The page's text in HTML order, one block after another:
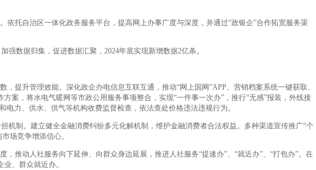
托自治区一体化政务服务平台，提高网上办事广度与深度，并通过“政银企”合作拓宽服务渠
数据归集，促进数据汇聚，2024年底实现新增数据2亿条。
升管理效能。深化政企办电信息互联互通，推动“网上国网”APP、营销档案系统一键获取、
案，将水电气暖网等市政公用服务事项整合，实现“一件事一次办”，推行“无感”报装，外线接
力、供水、供气等机构收费监督检查，依法查处价格违法违规行为。
制。建立健全金融消费纠纷多元化解机制，维护金融消费者合法权益。多种渠道宣传推广“个
场竞争增添信心。
动人社服务向下延伸、向群众身边延展，推进人社服务“提速办”、“就近办”、“打包办”。在
、群众就近办。